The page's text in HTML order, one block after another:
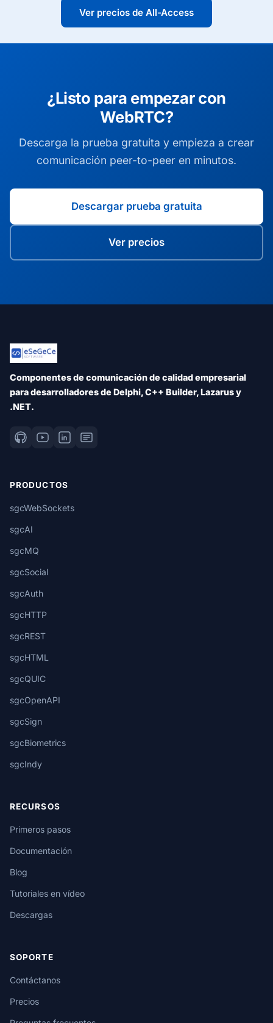
Ver precios de All-Access
¿Listo para empezar con
WebRTC?
Descarga la prueba gratuita y empieza a crear
comunicación peer-to-peer en minutos.
Descargar prueba gratuita
Ver precios
Componentes de comunicación de calidad empresarial
para desarrolladores de Delphi, C++ Builder, Lazarus y
.NET.
PRODUCTOS
sgcWebSockets
sgcAI
sgcMQ
sgcSocial
sgcAuth
sgcHTTP
sgcREST
sgcHTML
sgcQUIC
sgcOpenAPI
sgcSign
sgcBiometrics
sgcIndy
RECURSOS
Primeros pasos
Documentación
Blog
Tutoriales en vídeo
Descargas
SOPORTE
Contáctanos
Precios